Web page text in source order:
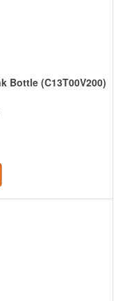
Bottle (C13T00V200)